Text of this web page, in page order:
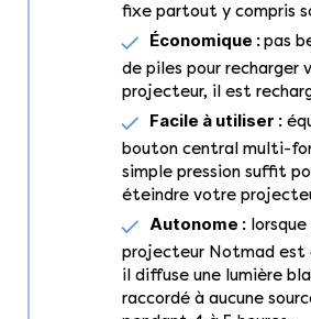
fixe partout y compris
Économique :pas
de piles pour recharger
projecteur, il est
Facile à utiliser :
bouton central multi-
simple pression suffit
éteindre votre
Autonome :
projecteur Notmad est
il diffuse une lumière
raccordé à aucune